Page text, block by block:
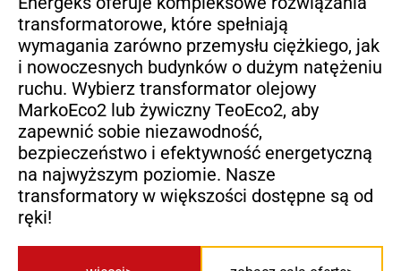
transformatorowe, które spełniają
wymagania zarówno przemysłu ciężkiego, jak
i nowoczesnych budynków o dużym natężeniu
ruchu. Wybierz transformator olejowy
MarkoEco2 lub żywiczny TeoEco2, aby
zapewnić sobie niezawodność,
bezpieczeństwo i efektywność energetyczną
na najwyższym poziomie. Nasze
transformatory w większości dostępne są od
ręki!